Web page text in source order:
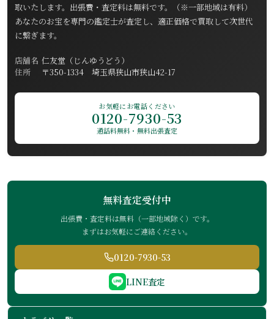
取いたします。出張費・査定料は無料です。（※一部地域は有料）
あなたのお宝を専門の鑑定士が査定し、適正価格で買取して次世代
に繋ぎます。
店舗名 仁友堂（じんゆうどう）
住所
〒350-1334 埼玉県狭山市狭山42-17
お気軽にお電話ください
0120-7930-53
通話料無料・無料出張査定
無料査定受付中
出張費・査定料は無料（一部地域除く）です。
まずはお気軽にご連絡ください。
0120-7930-53
LINE査定